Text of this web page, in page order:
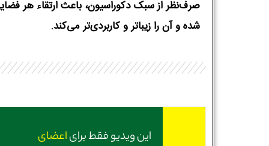
صرف‌نظر از سبک دکوراسیون، باعث ارتقاء هر
شده و آن را زیباتر و کاربردی‌تر می‌کند.
این ویدیو فقط برایاعضای